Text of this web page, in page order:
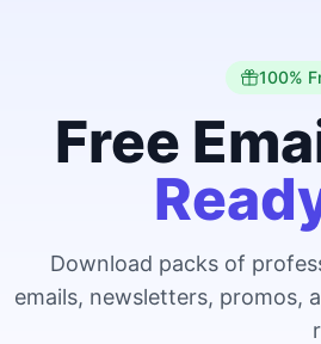
พร้อมระบบนัดหมายออนไลน์
เว็บไซต์สองภาษา
Thai-English สำหรับ Export
100%
Free
Download packs of
emails, newsletters, promos,